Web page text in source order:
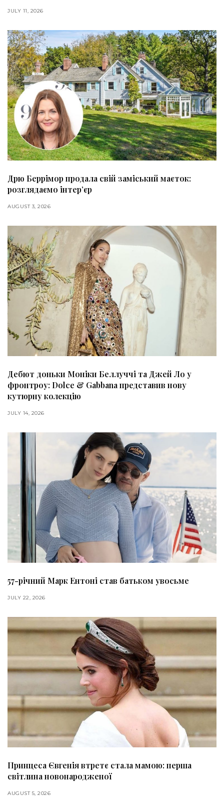
JULY 11, 2026
Дрю Беррімор продала свій заміський маєток:
розглядаємо інтер’єр
AUGUST 3, 2026
Дебют доньки Моніки Беллуччі та Джей Ло у
фронтроу: Dolce & Gabbana представив нову
кутюрну колекцію
JULY 14, 2026
57-річний Марк Ентоні став батьком увосьме
JULY 22, 2026
Принцеса Євгенія втретє стала мамою: перша
світлина новонародженої
AUGUST 5, 2026